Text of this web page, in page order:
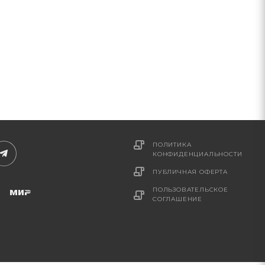
ПОЛИТИКА
КОНФИДЕНЦИАЛЬНОСТИ
ПУБЛИЧНАЯ ОФЕРТА
ПОЛЬЗОВАТЕЛЬСКОЕ
СОГЛАШЕНИЕ